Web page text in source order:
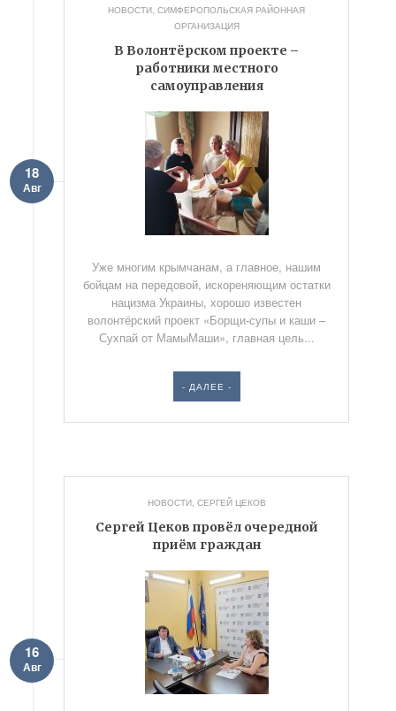
НОВОСТИ,СИМФЕРОПОЛЬСКАЯ РАЙОННАЯ
ОРГАНИЗАЦИЯ
В Волонтёрском проекте –
работники местного
самоуправления
18
Авг
Уже многим крымчанам, а главное, нашим
бойцам на передовой, искореняющим остатки
нацизма Украины, хорошо известен
волонтёрский проект «Борщи-супы и каши –
Сухпай от МамыМаши», главная цель...
- ДАЛЕЕ -
НОВОСТИ, СЕРГЕЙ ЦЕКОВ
Сергей Цеков провёл очередной
приём граждан
16
Авг